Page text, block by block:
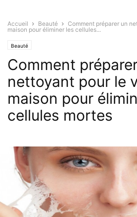
Accueil Beauté
Comment préparer un
maison pour éliminer les cellules...
Beauté
Comment
nettoyant pour le
maison pour
cellules mortes